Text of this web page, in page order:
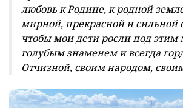
любовь к Родине, к родной
мирной, прекрасной и сильной
чтобы мои дети росли под
голубым знаменем и всегда
Отчизной, своим народом,